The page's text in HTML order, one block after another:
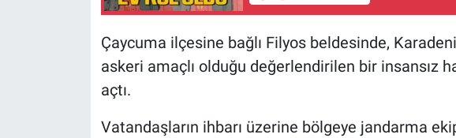
Çaycuma ilçesine bağlı Filyos beldesinde,
askeri amaçlı olduğu değerlendirilen bir insansız
açtı.
Vatandaşların ihbarı üzerine bölgeye jandarma